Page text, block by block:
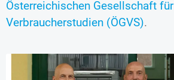
Österreichischen Gesellschaft für
Verbraucherstudien (ÖGVS).